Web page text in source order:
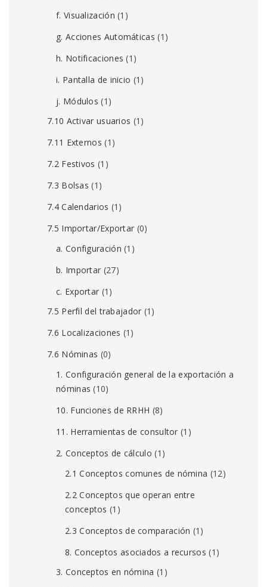
f. Visualización (1)
g. Acciones Automáticas (1)
h. Notificaciones (1)
i. Pantalla de inicio (1)
j. Módulos (1)
7.10 Activar usuarios (1)
7.11 Externos (1)
7.2 Festivos (1)
7.3 Bolsas (1)
7.4 Calendarios (1)
7.5 Importar/Exportar (0)
a. Configuración (1)
b. Importar (27)
c. Exportar (1)
7.5 Perfil del trabajador (1)
7.6 Localizaciones (1)
7.6 Nóminas (0)
1. Configuración general de la exportación a
nóminas (10)
10. Funciones de RRHH (8)
11. Herramientas de consultor (1)
2. Conceptos de cálculo (1)
2.1 Conceptos comunes de nómina (12)
2.2 Conceptos que operan entre
conceptos (1)
2.3 Conceptos de comparación (1)
8. Conceptos asociados a recursos (1)
3. Conceptos en nómina (1)